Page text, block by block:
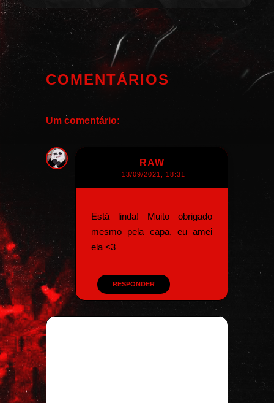
COMENTÁRIOS
Um comentário:
RAW
13/09/2021, 18:31
Está linda! Muito obrigado
mesmo pela capa, eu amei
ela <3
RESPONDER